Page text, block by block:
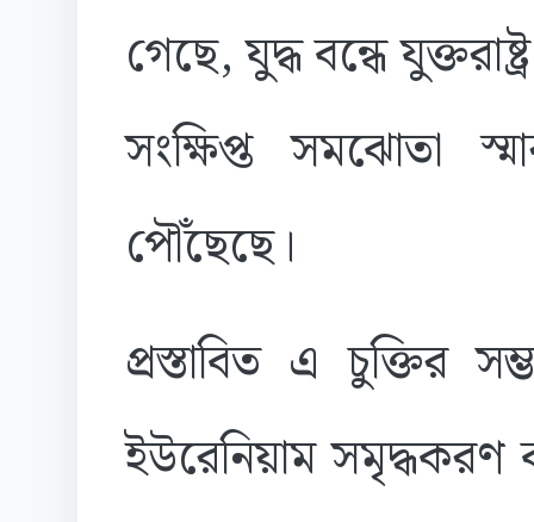
গেছে, যুদ্ধ বন্ধে
সংক্ষিপ্ত সমঝোতা
পৌঁছেছে।
প্রস্তাবিত এ চুক্তির
ইউরেনিয়াম সমৃদ্ধকরণ